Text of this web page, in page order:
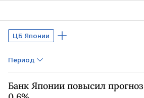
ЦБ Японии
Период
Банк Японии повысил